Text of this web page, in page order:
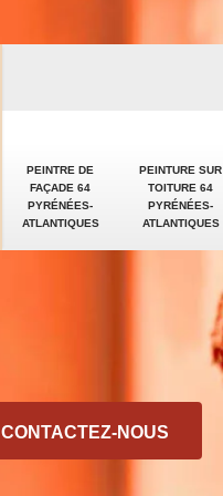
PEINTRE DE
FAÇADE 64
PYRÉNÉES-
ATLANTIQUES
PEINTURE SUR
TOITURE 64
PYRÉNÉES-
ATLANTIQUES
CONTACTEZ-NOUS